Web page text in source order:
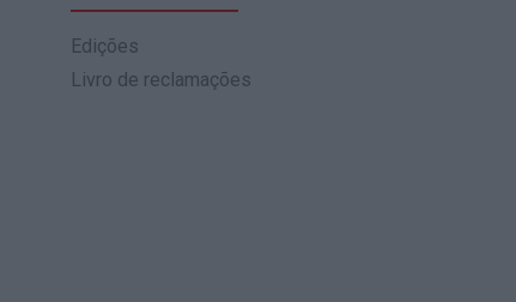
Edições
Livro de reclamações